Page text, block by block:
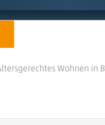
Wohnen in